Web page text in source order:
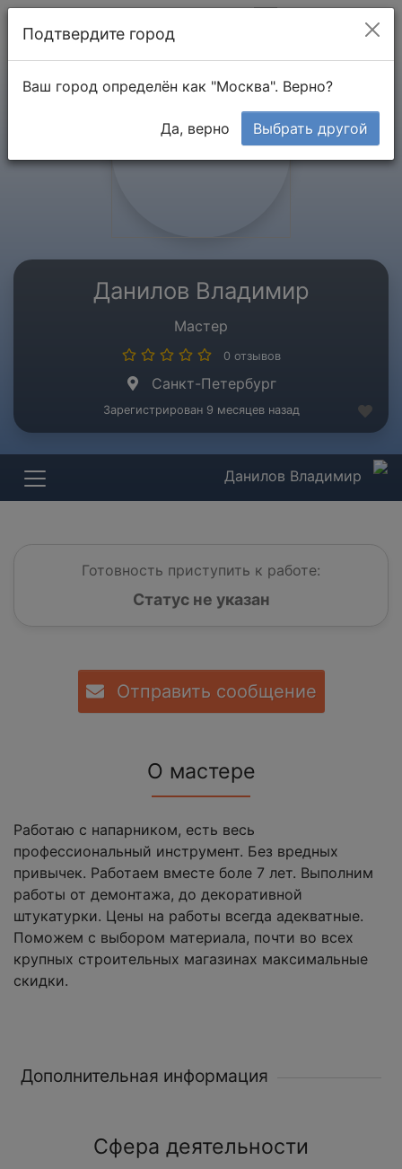
Данилов Владимир
Мастер
0 отзывов
Санкт-Петербург
Зарегистрирован 9 месяцев назад
Данилов Владимир
Готовность приступить к работе:
Статус не указан
Отправить сообщение
О мастере
Работаю с напарником, есть весь
профессиональный инструмент. Без вредных
привычек. Работаем вместе боле 7 лет. Выполним
работы от демонтажа, до декоративной
штукатурки. Цены на работы всегда адекватные.
Поможем с выбором материала, почти во всех
крупных строительных магазинах максимальные
скидки.
Дополнительная информация
Сфера деятельности
Подтвердите город
Ваш город определён как "Москва". Верно?
Да, верно Выбрать другой